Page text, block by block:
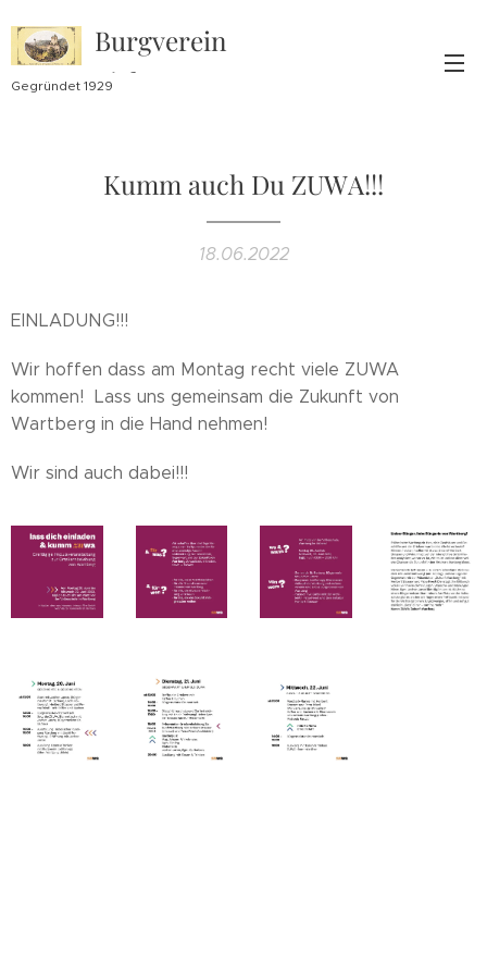
Burgverein
Lichtenegg
Gegründet 1929
Kumm auch Du ZUWA!!!
18.06.2022
EINLADUNG!!!
Wir hoffen dass am Montag recht viele ZUWA
kommen! Lass uns gemeinsam die Zukunft von
Wartberg in die Hand nehmen!
Wir sind auch dabei!!!